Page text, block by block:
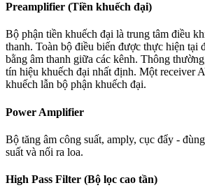
Preamplifier (Tiền khuếch đại)
Bộ phận tiền khuếch đại là trung tâm điều
thanh. Toàn bộ điều biến được thực hiện tại
bằng âm thanh giữa các kênh. Thông
tín hiệu khuếch đại nhất định. Một receiver
khuếch lẫn bộ phận khuếch đại.
Power Amplifier
Bộ tăng âm công suất, amply, cục đẩy -
suất và nối ra loa.
High Pass Filter (Bộ lọc cao tần)